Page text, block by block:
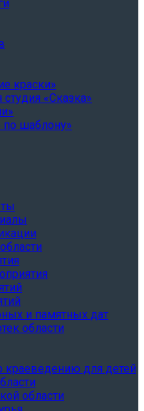
краски»
«Сказка»
по шаблону»
и памятных дат
области
для детей
области